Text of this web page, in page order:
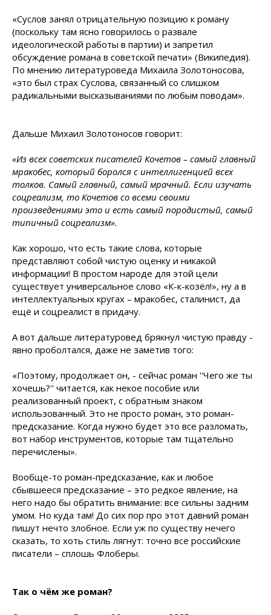
«Суслов занял отрицательную позицию к роману
(поскольку там ясно говорилось о развале
идеологической работы в партии) и запретил
обсуждение романа в советской печати» (Википедия).
По мнению литературоведа Михаила Золотоносова,
«это был страх Суслова, связанный со слишком
радикальными высказываниями по любым поводам».
Дальше Михаил Золотоносов говорит:
«Из всех советских писателей Кочетов – самый главный
мракобес, который боролся с интеллигенцией всех
толков. Самый главный, самый мрачный. Если изучать
соцреализм, то Кочетов со всеми своими
произведениями это и есть самый породистый, самый
типичный соцреализм».
Как хорошо, что есть такие слова, которые
представляют собой чистую оценку и никакой
информации! В простом народе для этой цели
существует универсальное слово «К-к-козёл!», ну а в
интеллектуальных кругах – мракобес, сталинист, да
ещё и соцреалист в придачу.
А вот дальше литературовед брякнул чистую правду -
явно проболтался, даже не заметив того:
«Поэтому, продолжает он, - сейчас роман ''Чего же ты
хочешь?'' читается, как некое пособие или
реализованный проект, с обратным знаком
использованный. Это не просто роман, это роман-
предсказание. Когда нужно будет это все разломать,
вот набор инструментов, которые там тщательно
перечислены».
Вообще-то роман-предсказание, как и любое
сбывшееся предсказание – это редкое явление, на
него надо бы обратить внимание: все сильны задним
умом. Но куда там! До сих пор про этот давний роман
пишут нечто злобное. Если уж по существу нечего
сказать, то хоть стиль лягнут: точно все российские
писатели – сплошь Флоберы.
Так о чём же роман?